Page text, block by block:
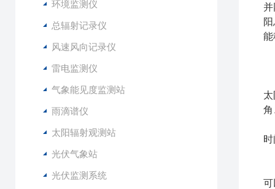
环境监测仪
总辐射记录仪
风速风向记录仪
雷电监测仪
气象能见度监测站
雨滴谱仪
太阳辐射观测站
光伏气象站
光伏监测系统
并
能
角
可